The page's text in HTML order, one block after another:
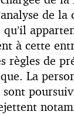
de la
à cette
règles de
La